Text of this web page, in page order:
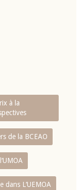
à la
de la BCEAO
L‘UEMOA